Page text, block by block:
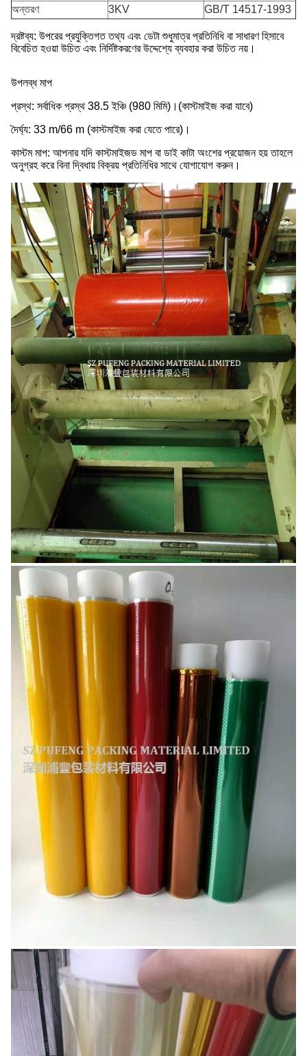
অন্তরণ
3KV GB/T 14517-1993
দ্রষ্টব্য: উপরের প্রযুক্তিগত তথ্য এবং ডেটা শুধুমাত্র প্রতিনিধি বা সাধারণ হিসাবে
বিবেচিত হওয়া উচিত এবং নির্দিষ্টকরণের উদ্দেশ্যে ব্যবহার করা উচিত নয়।
উপলব্ধ মাপ
প্রস্থ: সর্বাধিক প্রস্থ 38.5 ইঞ্চি (980 মিমি)।(কাস্টমাইজ করা যাবে)
দৈর্ঘ্য: 33 m/66 m (কাস্টমাইজ করা যেতে পারে)।
কাস্টম মাপ: আপনার যদি কাস্টমাইজড মাপ বা ডাই কাটা অংশের প্রয়োজন হয় তাহলে
অনুগ্রহ করে বিনা দ্বিধায় বিক্রয় প্রতিনিধির সাথে যোগাযোগ করুন।